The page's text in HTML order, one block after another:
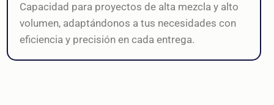
Capacidad para proyectos de alta mezcla y alto
volumen, adaptándonos a tus necesidades con
eficiencia y precisión en cada entrega.